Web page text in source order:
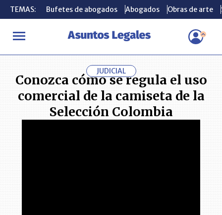
TEMAS: Bufetes de abogados Abogados Obras de arte
INICIO ACTUALIDAD Conozca cómo se regula el uso comercial
TEMAS: Bufetes de abogados Abogados Obras de arte
JUDICIAL
Conozca cómo se regula el uso
comercial de la camiseta de la
Selección Colombia